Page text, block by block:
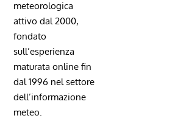
meteorologica
attivo dal 2000,
fondato
sull’esperienza
maturata online fin
dal 1996 nel settore
dell’informazione
meteo.